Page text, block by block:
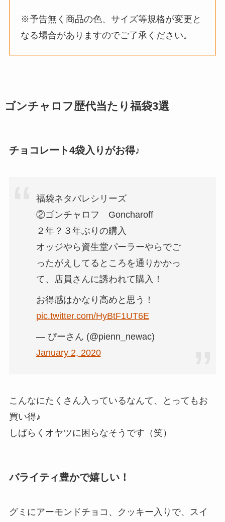
※予告無く商品の色、サイズ等規格が変更と
なる場合がありますのでご了承ください｡
ゴンチャロフ歴代当たり福袋3選
チョコレート4袋入りがお得♪
福袋ネタバレシリーズ
②ゴンチャロフ Goncharoff
２年？３年ぶりの購入
オッジやら資生堂パーラーやらでご
ったがえしてるところを通りかかっ
て、店員さんに誘われて購入！
お得感はかなり高めと思う！
pic.twitter.com/HyBtF1UT6E
— ぴーさん (@pienn_newac)
January 2, 2020
こんなにたくさん入っているなんて、とってもお
買い得♪
しばらくオヤツに困らなそうです（笑）
バライティ豊かで嬉しい！
グミにアーモンドチョコ、クッキー入りで、スイ